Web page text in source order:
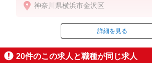
神奈川県横浜市金沢区
詳細を見る
20件のこの求人と職種が同じ求人